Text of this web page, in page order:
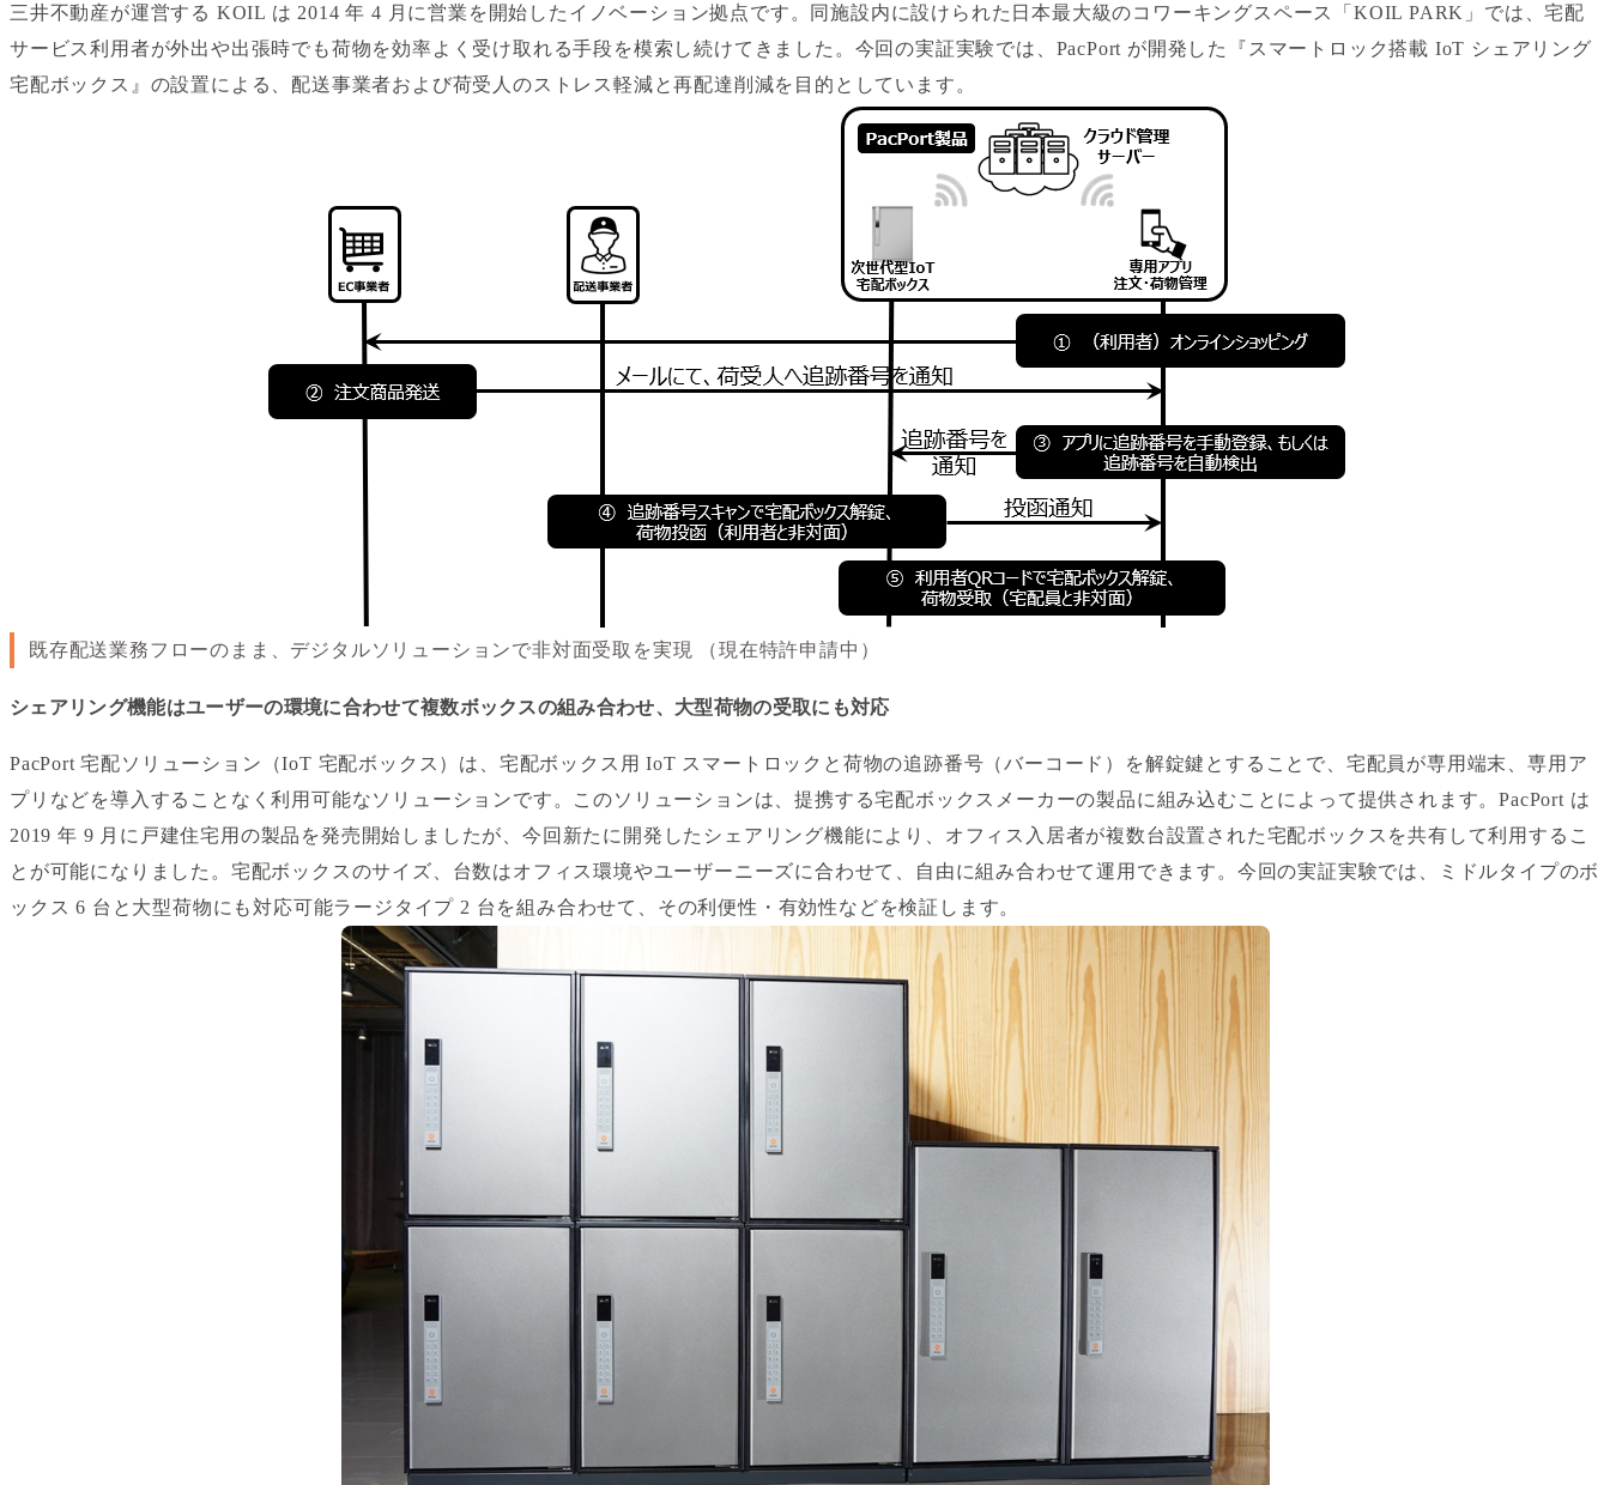
三井不動産が運営する KOIL は 2014 年 4 月に営業を開始したイノベーション拠点です。同施設内に設けられた日本最大級のコワーキングスペース「KOIL PARK」では、宅配
サービス利用者が外出や出張時でも荷物を効率よく受け取れる手段を模索し続けてきました。今回の実証実験では、PacPort が開発した『スマートロック搭載 IoT シェアリング
宅配ボックス』の設置による、配送事業者および荷受人のストレス軽減と再配達削減を目的としています。
既存配送業務フローのまま、デジタルソリューションで非対面受取を実現 （現在特許申請中）
シェアリング機能はユーザーの環境に合わせて複数ボックスの組み合わせ、大型荷物の受取にも対応
PacPort 宅配ソリューション（IoT 宅配ボックス）は、宅配ボックス用 IoT スマートロックと荷物の追跡番号（バーコード）を解錠鍵とすることで、宅配員が専用端末、専用ア
プリなどを導入することなく利用可能なソリューションです。このソリューションは、提携する宅配ボックスメーカーの製品に組み込むことによって提供されます。PacPort は
2019 年 9 月に戸建住宅用の製品を発売開始しましたが、今回新たに開発したシェアリング機能により、オフィス入居者が複数台設置された宅配ボックスを共有して利用するこ
とが可能になりました。宅配ボックスのサイズ、台数はオフィス環境やユーザーニーズに合わせて、自由に組み合わせて運用できます。今回の実証実験では、ミドルタイプのボ
ックス 6 台と大型荷物にも対応可能ラージタイプ 2 台を組み合わせて、その利便性・有効性などを検証します。